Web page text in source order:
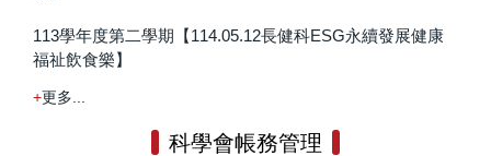
113學年度第二學期【114.05.12長健科ESG永續發展健康
福祉飲食樂】
更多...
科學會帳務管理